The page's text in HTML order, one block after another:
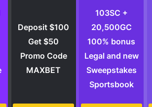
Deposit $100
Get $50
Promo Code
MAXBET
103SC +
20,500GC
100% bonus
Legal and new
Sweepstakes
Sportsbook